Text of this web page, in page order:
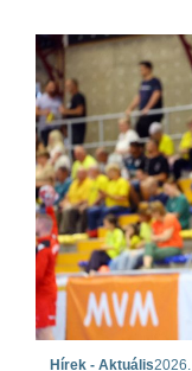
Hírek - Aktuális